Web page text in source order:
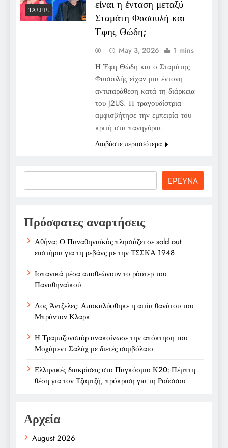
ΤΆΣΕΙΣ
είναι η ένταση μεταξύ
Σταμάτη Φασουλή και
Έφης Θώδη;
May 3, 2026 1 mins
Η Έφη Θώδη και ο Σταμάτης
Φασουλής είχαν μια έντονη
αντιπαράθεση κατά τη διάρκεια
του J2US. Η τραγουδίστρια
αμφισβήτησε την εμπειρία του
κριτή στα πανηγύρια.
Διαβάστε περισσότερα
ΕΡΕΥΝΑ
Πρόσφατες αναρτήσεις
Αθήνα: Ο Παναθηναϊκός πλησιάζει σε sold out
εισιτήρια για τη ρεβάνς με την ΤΣΣΚΑ 1948
Ισπανικά μέσα αποθεώνουν το ρόστερ του
Παναθηναϊκού
Λος Άντζελες: Αποκαλύφθηκε η αιτία θανάτου του
Μπράντον Κλαρκ
Η Τραμπζονσπόρ ανακοίνωσε την απόκτηση του
Μοχάμεντ Σαλάχ με διετές συμβόλαιο
Ελληνικές διακρίσεις στο Παγκόσμιο Κ20: Πέμπτη
θέση για τον Τζαμτζή, πρόκριση για τη Ρούσσου
Αρχεία
August 2026